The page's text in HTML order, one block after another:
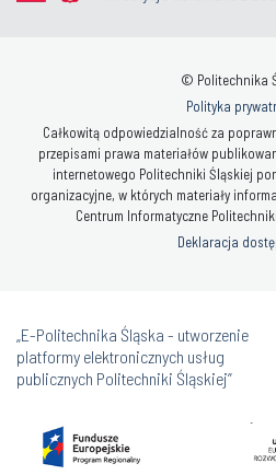
© Politechnika
Polityka
Całkowitą odpowiedzialność za
przepisami prawa materiałów
internetowego Politechniki Śląskiej
organizacyjne, w których materiały
Centrum Informatyczne
Deklaracja
„E-Politechnika Śląska - utworzenie
platformy elektronicznych usług
publicznych Politechniki Śląskiej”